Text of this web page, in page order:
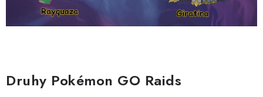
Druhy Pokémon GO Raids